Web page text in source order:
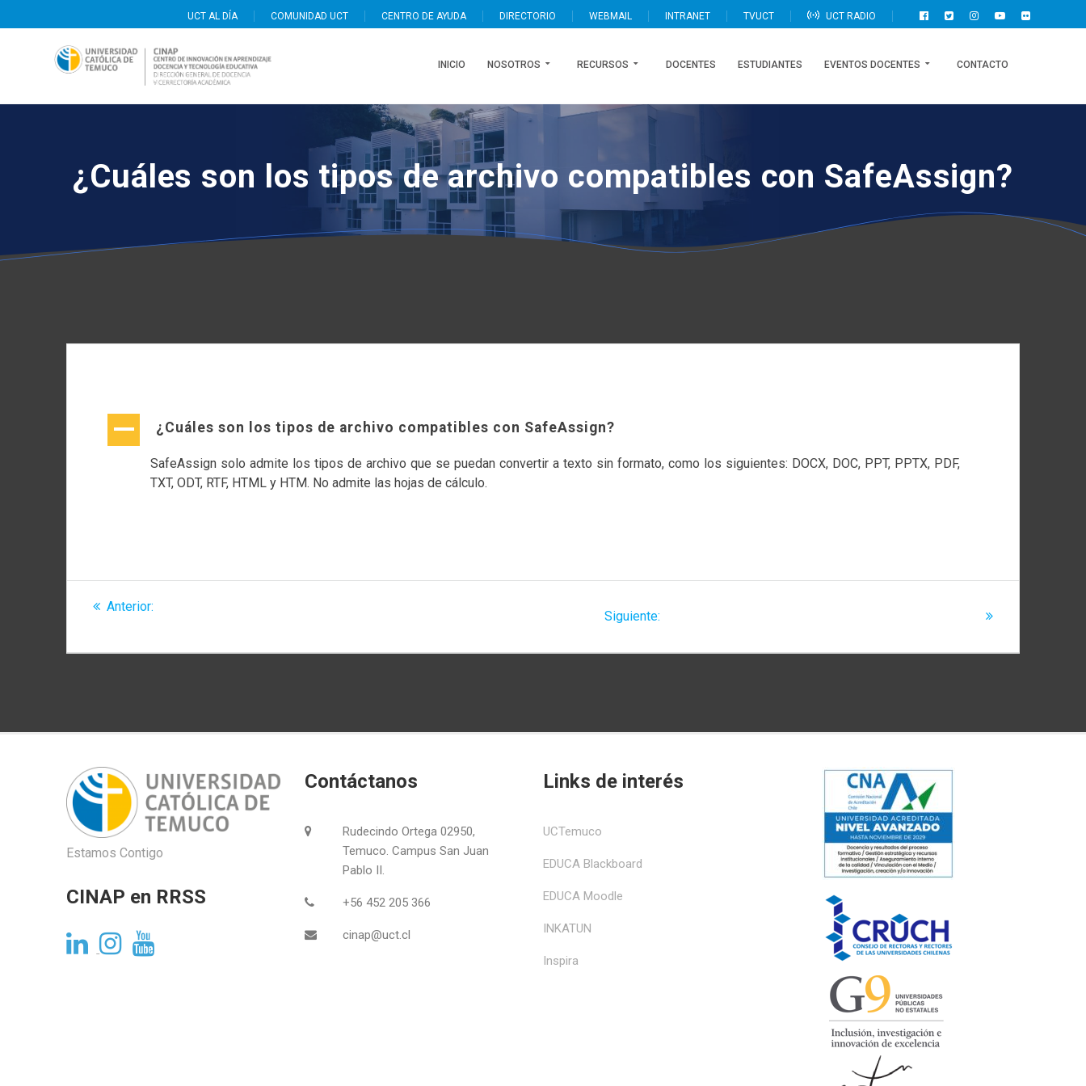
al
UCT AL DÍA COMUNIDAD UCT CENTRO DE AYUDA DIRECTORIO WEBMAIL INTRANET TVUCT UCT RADIO
INICIO NOSOTROS RECURSOS DOCENTES ESTUDIANTES EVENTOS DOCENTES CONTACTO
¿Cuáles son los tipos de archivo compatibles con SafeAssign?
A ¿Cuáles son los tipos de archivo compatibles con SafeAssign?
SafeAssign solo admite los tipos de archivo que se puedan convertir a texto sin formato, como los siguientes: DOCX, DOC, PPT, PPTX, PDF,
TXT, ODT, RTF, HTML y HTM. No admite las hojas de cálculo.
Navegación
entradas
Anterior:
Siguiente:
Estamos Contigo
CINAP en RRSS
Contáctanos
Rudecindo Ortega 02950,
Temuco. Campus San Juan
Pablo II.
+56 452 205 366
cinap@uct.cl
Links de interés
UCTemuco
EDUCA Blackboard
EDUCA Moodle
INKATUN
Inspira